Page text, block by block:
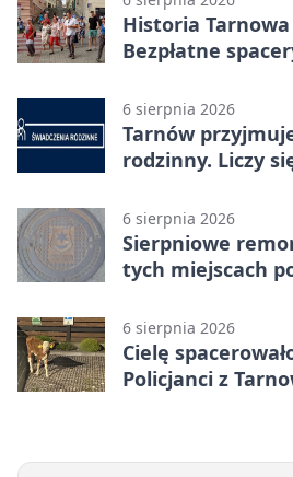
Historia
Bezpłatne
6 sierpnia 2026
Tarnów
rodzinny. Liczy
6 sierpnia 2026
Sierpniowe
tych miejscach
6 sierpnia 2026
Cielę
Policjanci z